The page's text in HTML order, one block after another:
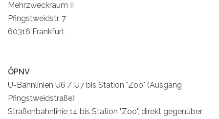
Mehrzweckraum II
Pfingstweidstr. 7
60316 Frankfurt
ÖPNV
U-Bahnlinien U6 / U7 bis Station "Zoo" (Ausgang
Pfingstweidstraße)
Straßenbahnlinie 14 bis Station "Zoo", direkt gegenüber